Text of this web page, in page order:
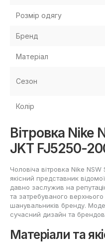
Розмір одягу
Бренд
Матеріал
Сезон
Колір
Вітровка Nike
JKT FJ5250-
Чоловіча вітровка Nike
якісний представник
давно заслужив на
та затребуваного
шанувальників бренду.
сучасний дизайн та
Матеріали та